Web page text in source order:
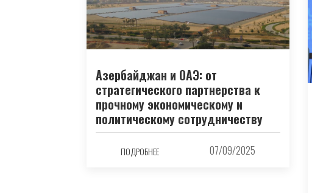
Азербайджан и ОАЭ: от
стратегического партнерства к
прочному экономическому и
политическому сотрудничеству
ПОДРОБНЕЕ 07/09/2025